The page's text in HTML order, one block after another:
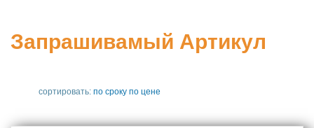
Запрашивамый Артикул
сортировать: по сроку по цене